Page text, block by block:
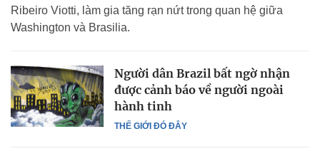
Ribeiro Viotti, làm gia tăng rạn nứt trong quan hệ giữa
Washington và Brasilia.
THẾ GIỚI ĐÓ ĐÂY
Người dân Brazil bất ngờ nhận
được cảnh báo về người ngoài
hành tinh